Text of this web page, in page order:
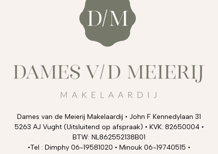
Dames van de Meierij Makelaardij • John F Kennedylaan 31
5263 AJ Vught (Uitsluitend op afspraak) • KVK: 82650004 •
BTW: NL862552138B01
•Tel : Dimphy 06-19581020 • Minouk 06-19740515 •